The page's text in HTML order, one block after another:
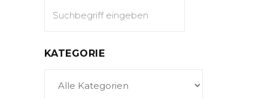
KATEGORIE